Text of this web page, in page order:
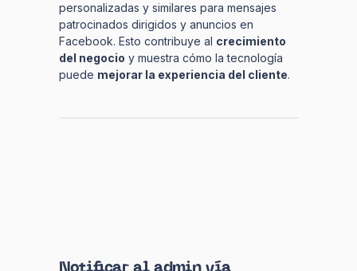
personalizadas y similares para mensajes
patrocinados dirigidos y anuncios en
Facebook. Esto contribuye al crecimiento
del negocio y muestra cómo la tecnología
puede mejorar la experiencia del cliente.
Notificar al admin vía